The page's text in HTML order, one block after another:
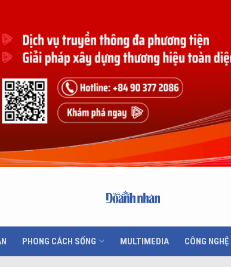
PHONG CÁCH SỐNG MULTIMEDIA CÔNG NGHỆ